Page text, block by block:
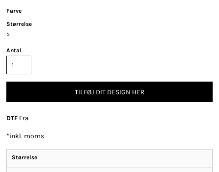
Farve
Størrelse
>
Antal
TILFØJ DIT DESIGN HER
DTF Fra
*inkl. moms
Størrelse